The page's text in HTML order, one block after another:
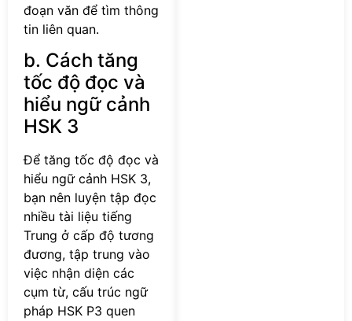
đoạn văn để tìm thông
tin liên quan.
b. Cách tăng
tốc độ đọc và
hiểu ngữ cảnh
HSK 3
Để tăng tốc độ đọc và
hiểu ngữ cảnh HSK 3,
bạn nên luyện tập đọc
nhiều tài liệu tiếng
Trung ở cấp độ tương
đương, tập trung vào
việc nhận diện các
cụm từ, cấu trúc ngữ
pháp HSK P3 quen